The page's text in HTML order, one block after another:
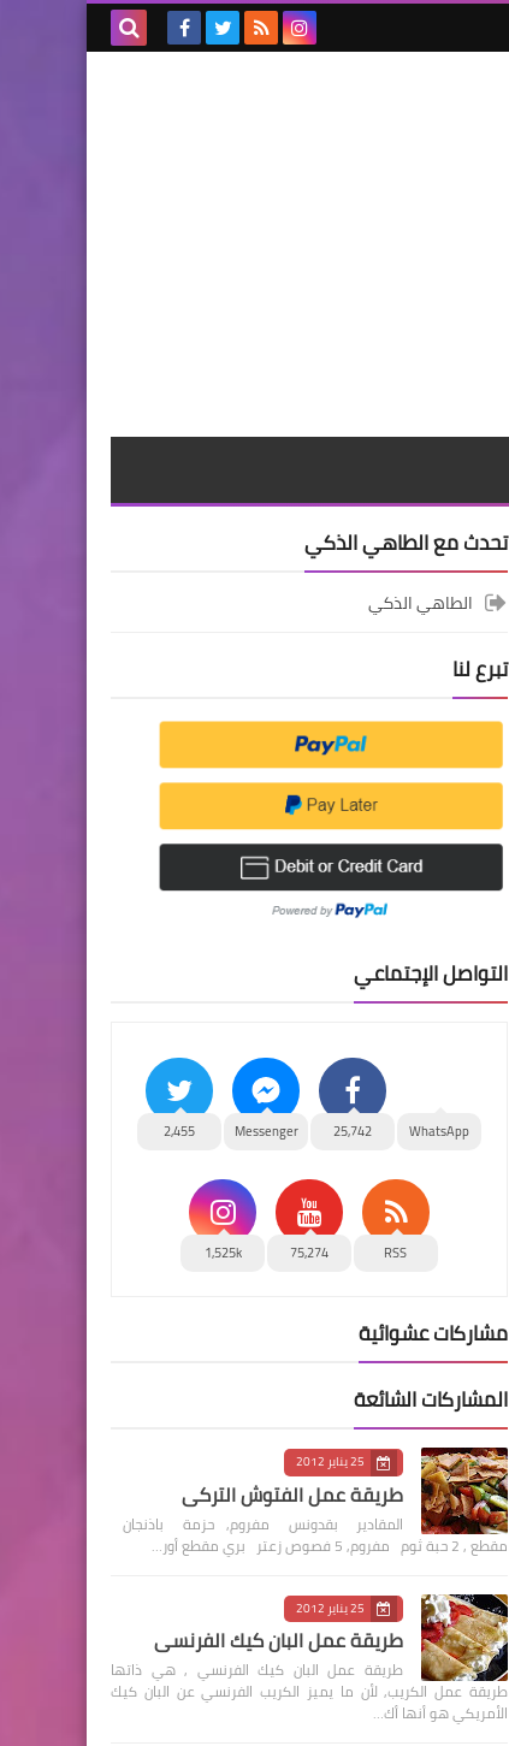
تحدث مع الطاهي الذكي
الطاهي الذكي
تبرع لنا
التواصل الإجتماعي
WhatsApp
25,742
Messenger
2,455
RSS
75,274
1,525k
مشاركات عشوائية
المشاركات الشائعة
25 يناير 2012
طريقة عمل الفتوش التركي
المقادير بقدونس مفروم, حزمة باذنجان
مقطع , 2 حبة ثوم مفروم, 5 فصوص زعتر بري مقطع أور…
25 يناير 2012
طريقة عمل البان كيك الفرنسي
طريقة عمل البان كيك الفرنسي , هي ذاتها
طريقة عمل الكريب, لأن ما يميز الكريب الفرنسي عن البان كيك
الأمريكي هو أنها أك…